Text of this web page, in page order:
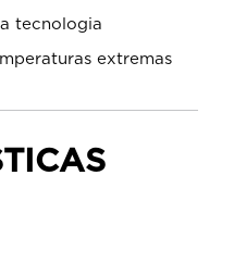
tecnologia
extremas